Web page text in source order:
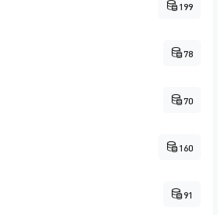
199
78
70
160
91